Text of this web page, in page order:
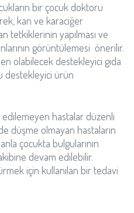
bir çocuk doktoru
kan ve karaciğer
tetkiklerinin yapılması ve
görüntülemesi önerilir.
olabilecek destekleyici gıda
destekleyici ürün
hastalar düzenli
düşme olmayan hastaların
çocukta bulgularının
devam edilebilir.
için kullanılan bir tedavi